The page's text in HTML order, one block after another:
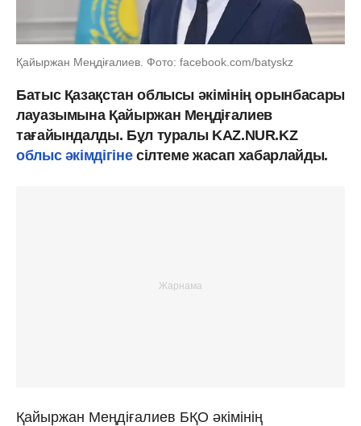
Қайыржан Меңдіғалиев. Фото: facebook.com/batyskz
Батыс Қазақстан облысы әкімінің орынбасары
лауазымына Қайыржан Меңдіғалиев
тағайындалды. Бұл туралы KAZ.NUR.KZ
облыс әкімдігіне сілтеме жасап хабарлайды.
Қайыржан Меңдіғалиев БҚО әкімінің